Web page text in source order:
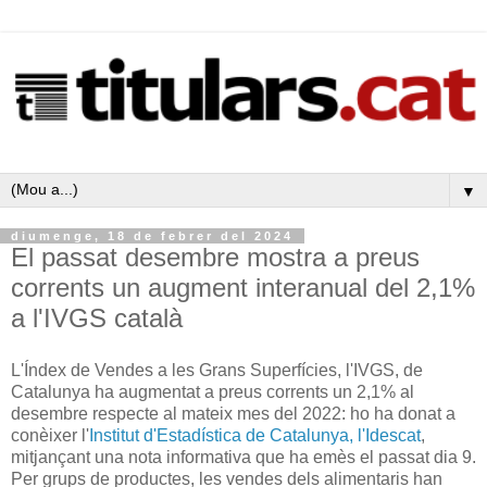
▼
diumenge, 18 de febrer del 2024
El passat desembre mostra a preus
corrents un augment interanual del 2,1%
a l'IVGS català
L'Índex de Vendes a les Grans Superfícies, l'IVGS, de
Catalunya ha augmentat a preus corrents un 2,1% al
desembre respecte al mateix mes del 2022: ho ha donat a
conèixer l' Institut d'Estadística de Catalunya, l'Idescat,
mitjançant una nota informativa que ha emès el passat dia 9.
Per grups de productes, les vendes dels alimentaris han